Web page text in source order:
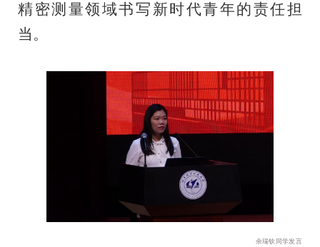
精密测量领域书写新时代青年的责任担
当。
余瑞钦同学发言